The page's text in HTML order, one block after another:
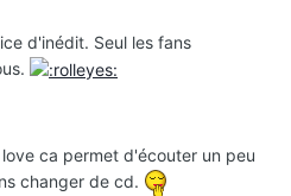
d'inédit. Seul les fans
ca permet d'écouter un peu
changer de cd.